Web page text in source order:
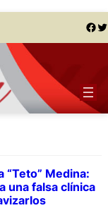
Facebook Twitter
“Teto” Medina:
una falsa clínica